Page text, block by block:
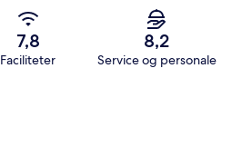
7,8
Faciliteter
8,2
Service og personale